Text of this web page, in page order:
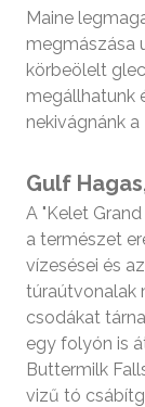
Maine
megmászása
körbeölelt
megállhatunk
nekivágnánk
Gulf
A "Kelet
a természet
vízesései és
túraútvonalak
csodákat
egy folyón is
Buttermilk
vizű tó